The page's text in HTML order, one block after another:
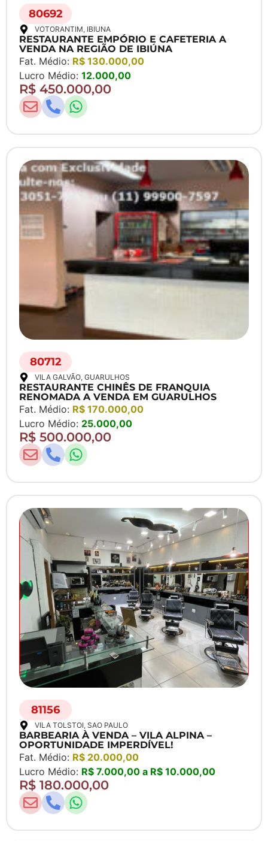
80692
VOTORANTIM, IBIUNA
RESTAURANTE EMPÓRIO E CAFETERIA A
VENDA NA REGIÃO DE IBIÚNA
Fat. Médio: R$ 130.000,00
Lucro Médio: 12.000,00
R$ 450.000,00
80712
VILA GALVÃO, GUARULHOS
RESTAURANTE CHINÊS DE FRANQUIA
RENOMADA A VENDA EM GUARULHOS
Fat. Médio: R$ 170.000,00
Lucro Médio: 25.000,00
R$ 500.000,00
81156
VILA TOLSTOI, SAO PAULO
BARBEARIA À VENDA – VILA ALPINA –
OPORTUNIDADE IMPERDÍVEL!
Fat. Médio: R$ 20.000,00
Lucro Médio: R$ 7.000,00 a R$ 10.000,00
R$ 180.000,00